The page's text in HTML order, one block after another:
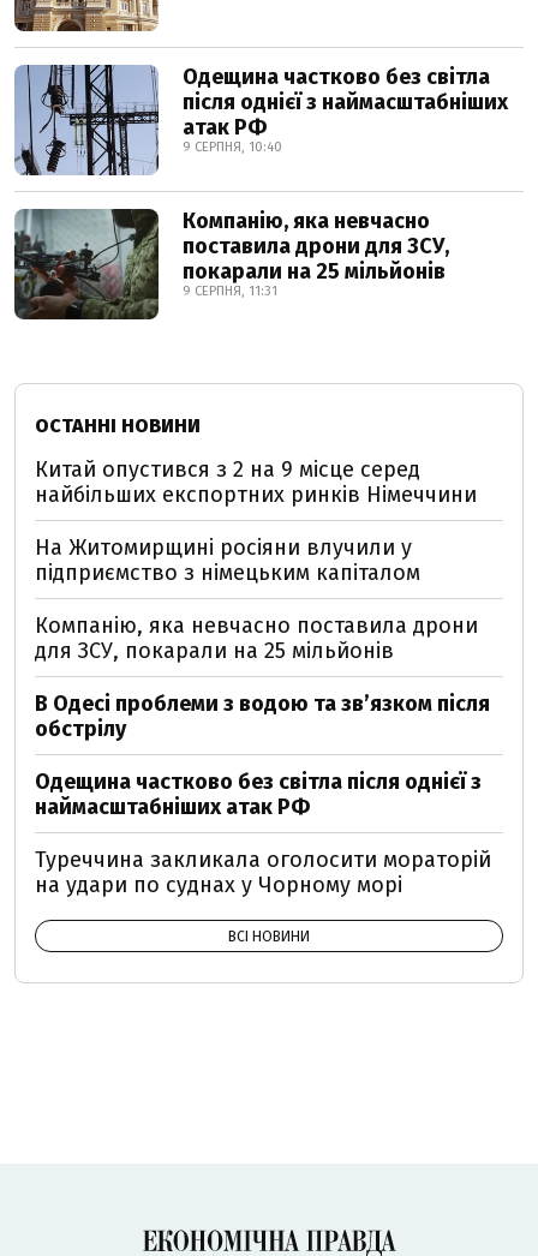
Одещина частково без світла
після однієї з наймасштабніших
атак РФ
9 СЕРПНЯ, 10:40
Компанію, яка невчасно
поставила дрони для ЗСУ,
покарали на 25 мільйонів
9 СЕРПНЯ, 11:31
ОСТАННІ НОВИНИ
Китай опустився з 2 на 9 місце серед
найбільших експортних ринків Німеччини
На Житомирщині росіяни влучили у
підприємство з німецьким капіталом
Компанію, яка невчасно поставила дрони
для ЗСУ, покарали на 25 мільйонів
В Одесі проблеми з водою та звʼязком після
обстрілу
Одещина частково без світла після однієї з
наймасштабніших атак РФ
Туреччина закликала оголосити мораторій
на удари по суднах у Чорному морі
ВСІ НОВИНИ